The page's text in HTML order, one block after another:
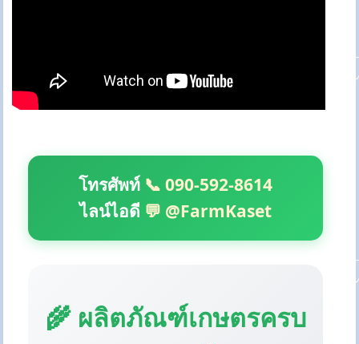
โทรศัพท์ 📞 090-592-8614
ไลน์ไอดี 💬 @FarmKaset
🌾 ผลิตภัณฑ์เกษตรครบ